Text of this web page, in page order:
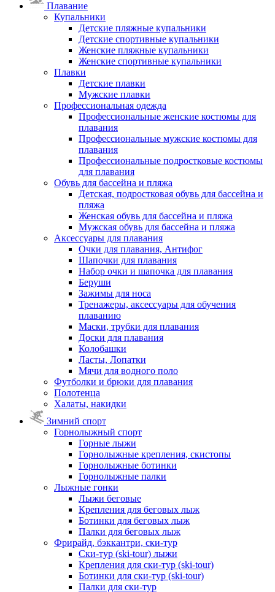
Плавание
Купальники
Детские пляжные купальники
Детские спортивные купальники
Женские пляжные купальники
Женские спортивные купальники
Плавки
Детские плавки
Мужские плавки
Профессиональная одежда
Профессиональные женские костюмы для
плавания
Профессиональные мужские костюмы для
плавания
Профессиональные подростковые костюмы
для плавания
Обувь для бассейна и пляжа
Детская, подростковая обувь для бассейна и
пляжа
Женская обувь для бассейна и пляжа
Мужская обувь для бассейна и пляжа
Аксессуары для плавания
Очки для плавания, Антифог
Шапочки для плавания
Набор очки и шапочка для плавания
Беруши
Зажимы для носа
Тренажеры, аксессуары для обучения
плаванию
Маски, трубки для плавания
Доски для плавания
Колобашки
Ласты, Лопатки
Мячи для водного поло
Футболки и брюки для плавания
Полотенца
Халаты, накидки
Зимний спорт
Горнолыжный спорт
Горные лыжи
Горнолыжные крепления, скистопы
Горнолыжные ботинки
Горнолыжные палки
Лыжные гонки
Лыжи беговые
Крепления для беговых лыж
Ботинки для беговых лыж
Палки для беговых лыж
Фрирайд, бэккантри, ски-тур
Ски-тур (ski-tour) лыжи
Крепления для ски-тур (ski-tour)
Ботинки для ски-тур (ski-tour)
Палки для ски-тур